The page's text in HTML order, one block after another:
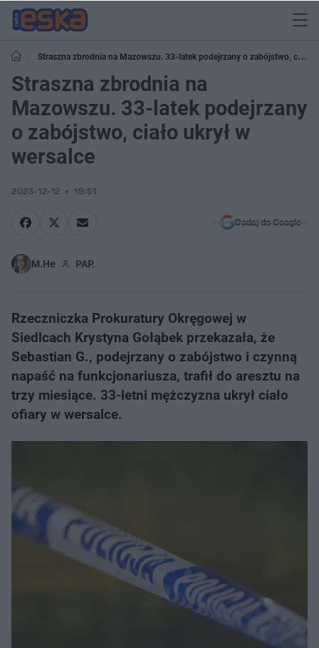
Straszna zbrodnia na Mazowszu. 33-latek podejrzany o zabójstwo, ciało
ukrył w wersalce
Straszna zbrodnia na
Mazowszu. 33-latek podejrzany
o zabójstwo, ciało ukrył w
wersalce
2023-12-12 15:51
Dodaj do Google
M.He PAP.
Rzeczniczka Prokuratury Okręgowej w
Siedlcach Krystyna Gołąbek przekazała, że
Sebastian G., podejrzany o zabójstwo i czynną
napaść na funkcjonariusza, trafił do aresztu na
trzy miesiące. 33-letni mężczyzna ukrył ciało
ofiary w wersalce.